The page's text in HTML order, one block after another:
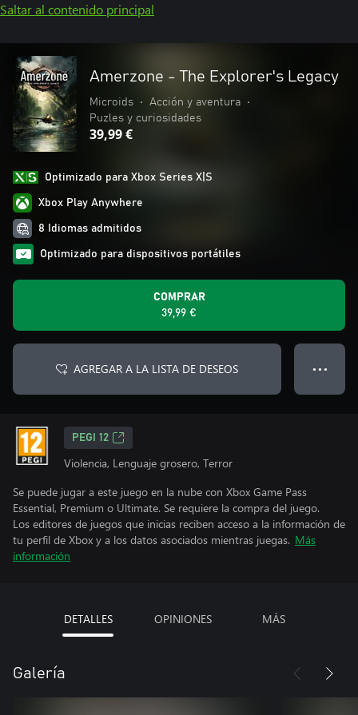
Saltar al contenido principal
Amerzone - The Explorer's Legacy
Microids • Acción y aventura
•
Puzles y curiosidades
39,99 €
Optimizado para Xbox Series X|S
Xbox Play Anywhere
8 Idiomas admitidos
Optimizado para dispositivos portátiles
COMPRAR
39,99 €
AGREGAR A LA LISTA DE DESEOS ● ● ●
PEGI 12
Violencia, Lenguaje grosero, Terror
Se puede jugar a este juego en la nube con Xbox Game Pass
Essential, Premium o Ultimate. Se requiere la compra del juego.
Los editores de juegos que inicias reciben acceso a la información de
tu perfil de Xbox y a los datos asociados mientras juegas. Más
información
DETALLES OPINIONES MÁS
Galería